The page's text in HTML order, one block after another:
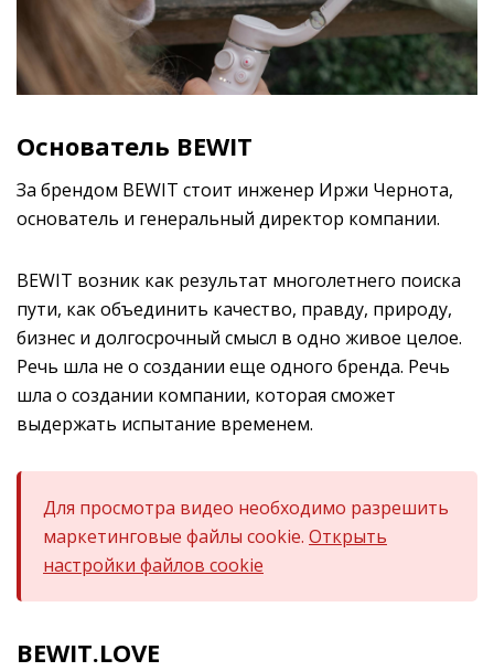
Основатель BEWIT
За брендом BEWIT стоит инженер Иржи Чернота,
основатель и генеральный директор компании.
BEWIT возник как результат многолетнего поиска
пути, как объединить качество, правду, природу,
бизнес и долгосрочный смысл в одно живое целое.
Речь шла не о создании еще одного бренда. Речь
шла о создании компании, которая сможет
выдержать испытание временем.
Для просмотра видео необходимо разрешить
маркетинговые файлы cookie. Открыть
настройки файлов cookie
BEWIT.LOVE